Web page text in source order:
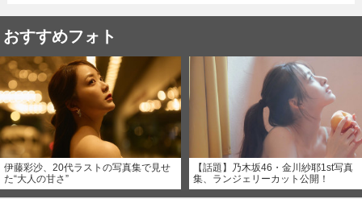
おすすめフォト
伊藤彩沙、20代ラストの写真集で見せ
た“大人の甘さ”
【話題】乃木坂46・金川紗耶1st写真
集、ランジェリーカット公開！